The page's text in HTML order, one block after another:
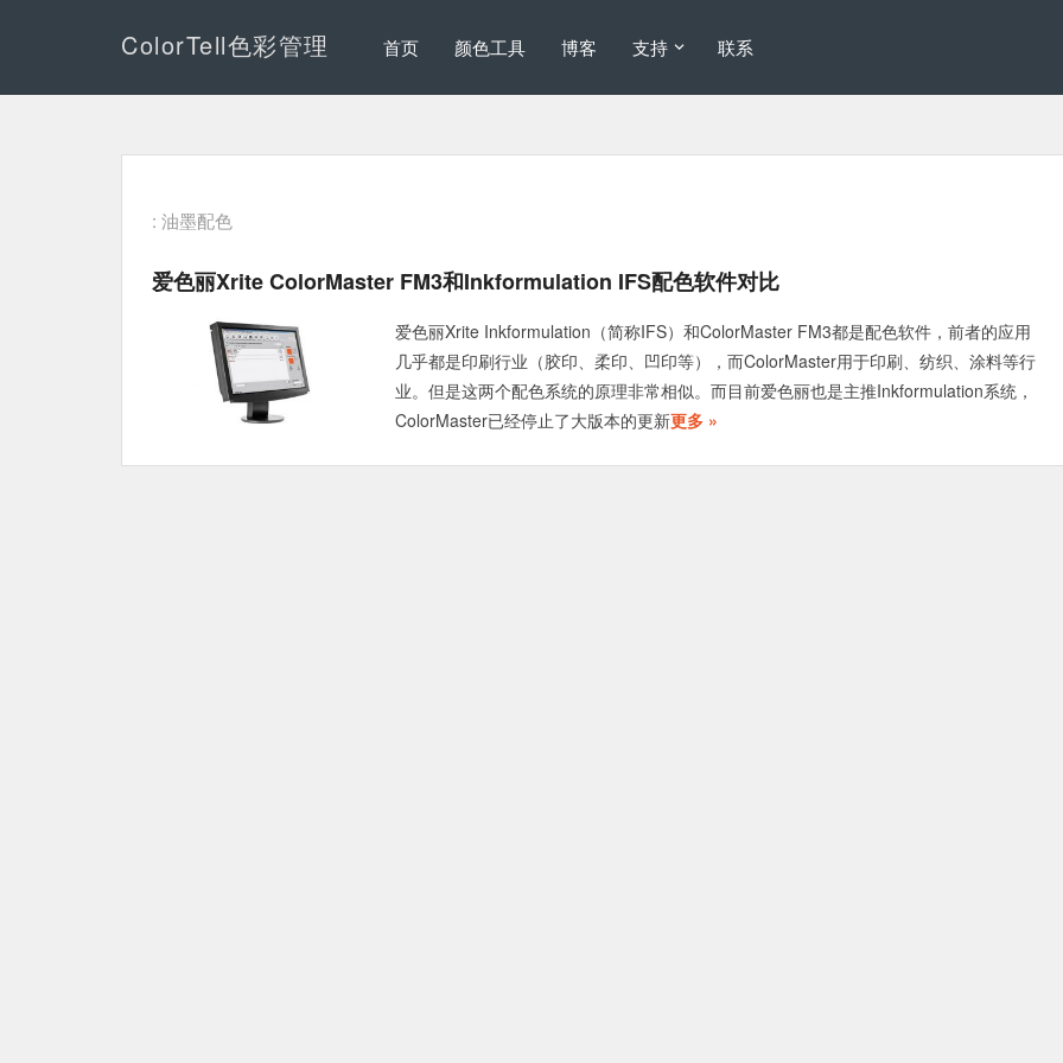
ColorTell色彩管理 首页 颜色工具 博客 支持 联系
: 油墨配色
爱色丽Xrite ColorMaster FM3和Inkformulation IFS配色软件对比
爱色丽Xrite Inkformulation（简称IFS）和ColorMaster FM3都是配色软件，前者的应用
几乎都是印刷行业（胶印、柔印、凹印等），而ColorMaster用于印刷、纺织、涂料等行
业。但是这两个配色系统的原理非常相似。而目前爱色丽也是主推Inkformulation系统，
ColorMaster已经停止了大版本的更新更多 »